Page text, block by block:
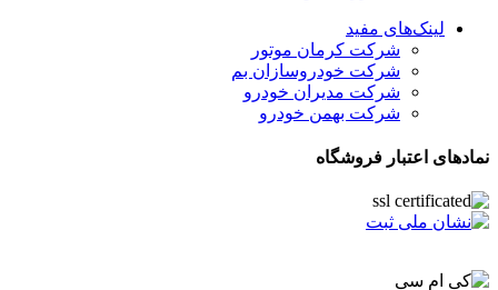
لینک‌های مفید
شرکت کرمان موتور
شرکت خودروسازان بم
شرکت مدیران خودرو
شرکت بهمن خودرو
نمادهای اعتبار فروشگاه